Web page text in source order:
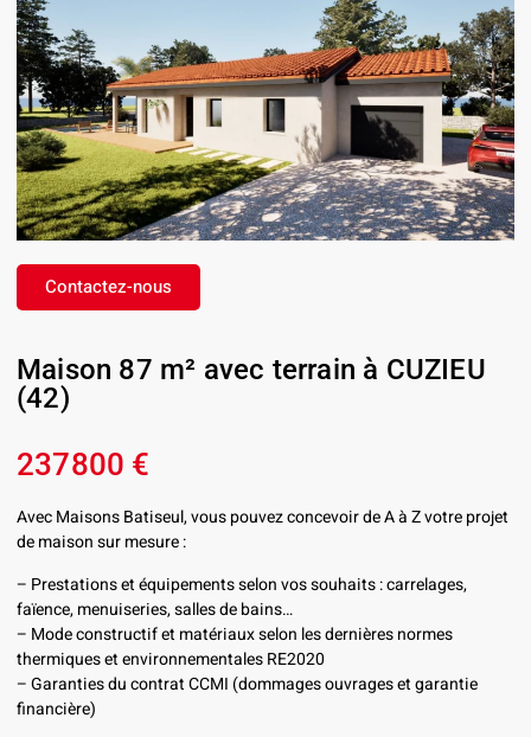
Contactez-nous
Maison 87 m² avec terrain à CUZIEU
(42)
237800 €
Avec Maisons Batiseul, vous pouvez concevoir de A à Z votre projet
de maison sur mesure :
– Prestations et équipements selon vos souhaits : carrelages,
faïence, menuiseries, salles de bains…
– Mode constructif et matériaux selon les dernières normes
thermiques et environnementales RE2020
– Garanties du contrat CCMI (dommages ouvrages et garantie
financière)